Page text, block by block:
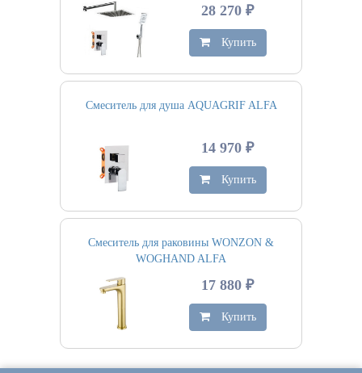
28 270 ₽
Купить
Смеситель для душа AQUAGRIF ALFA
14 970 ₽
Купить
Смеситель для раковины WONZON &
WOGHAND ALFA
17 880 ₽
Купить